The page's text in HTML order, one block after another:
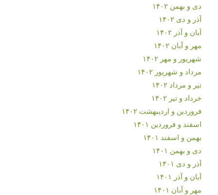
دی و بهمن ۱۴۰۲
آذر و دی ۱۴۰۲
آبان و آذر ۱۴۰۲
مهر و آبان ۱۴۰۲
شهریور و مهر ۱۴۰۲
مرداد و شهریور ۱۴۰۲
تیر و مرداد ۱۴۰۲
خرداد و تیر ۱۴۰۲
فروردین و اردیبهشت ۱۴۰۲
اسفند و فروردین ۱۴۰۱
بهمن و اسفند ۱۴۰۱
دی و بهمن ۱۴۰۱
آذر و دی ۱۴۰۱
آبان و آذر ۱۴۰۱
مهر و آبان ۱۴۰۱